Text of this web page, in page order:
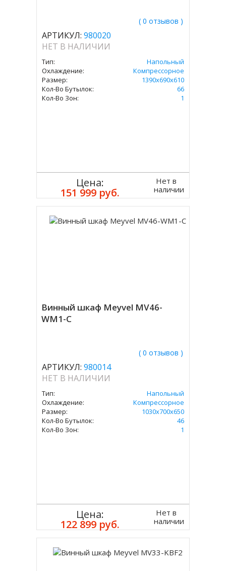
( 0 отзывов )
АРТИКУЛ: 980020
НЕТ В НАЛИЧИИ
Тип:
Напольный
Охлаждение:
Компрессорное
Размер:
1390х690х610
Кол-Во Бутылок:
66
Кол-Во Зон:
1
Цена:
151 999 руб.
Нет в
наличии
Винный шкаф Meyvel MV46-
WM1-C
( 0 отзывов )
АРТИКУЛ: 980014
НЕТ В НАЛИЧИИ
Тип:
Напольный
Охлаждение:
Компрессорное
Размер:
1030х700х650
Кол-Во Бутылок:
46
Кол-Во Зон:
1
Цена:
122 899 руб.
Нет в
наличии